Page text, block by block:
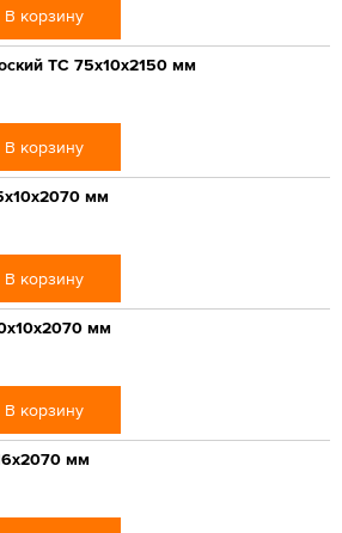
В корзину
ТС 75х10х2150 мм
В корзину
мм
В корзину
мм
В корзину
мм